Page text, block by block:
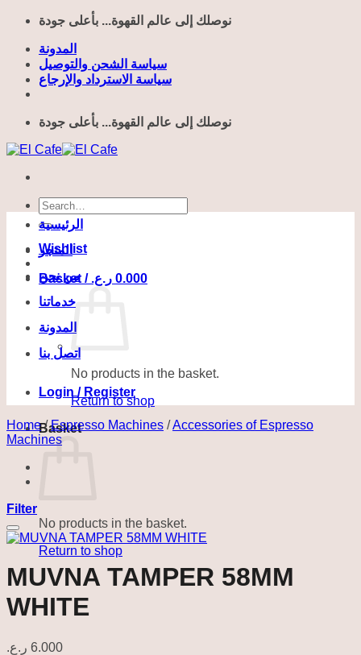
Skip
content
نوصلك إلى عالم القهوة... بأعلى جودة
المدونة
سياسة الشحن والتوصيل
سياسة الاسترداد والإرجاع
نوصلك إلى عالم القهوة... بأعلى جودة
Search
for:
Wishlist
Basket / 0.000 ر.ع.
No products in the basket.
Return to shop
Basket
No products in the basket.
Return to shop
الرئيسية
المتجر
من نحن
خدماتنا
المدونة
اتصل بنا
Login / Register
Home / Espresso Machines /Accessories of Espresso
Machines
Filter
MUVNA TAMPER 58MM
WHITE
6.000 ر.ع.